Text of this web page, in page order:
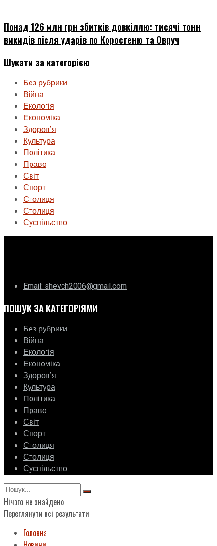
Понад 126 млн грн збитків довкіллю: тисячі тонн
викидів після ударів по Коростеню та Овруч
Шукати за категорією
Без рубрики
Війна
Екологія
Економіка
Здоровʼя
Культура
Політика
Право
Світ
Спорт
Столиця
Столиця
Суспільство
Email: shevch2006@gmail.com
ПОШУК ЗА КАТЕГОРІЯМИ
Без рубрики
Війна
Екологія
Економіка
Здоровʼя
Культура
Політика
Право
Світ
Спорт
Столиця
Столиця
Суспільство
Нічого не знайдено
Переглянути всі результати
Головна